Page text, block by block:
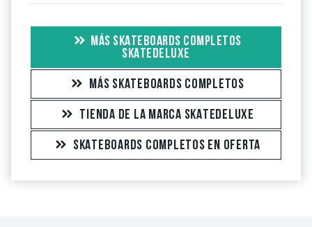
MÁS SKATEBOARDS COMPLETOS
SKATEDELUXE
MÁS SKATEBOARDS COMPLETOS
TIENDA DE LA MARCA SKATEDELUXE
SKATEBOARDS COMPLETOS EN OFERTA